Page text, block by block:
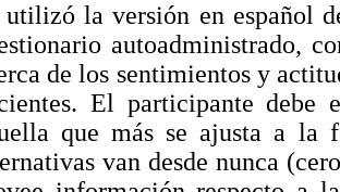
utilizó la versión en español
autoadministrado,
de los sentimientos y
El participante debe
que más se ajusta a la
van desde nunca